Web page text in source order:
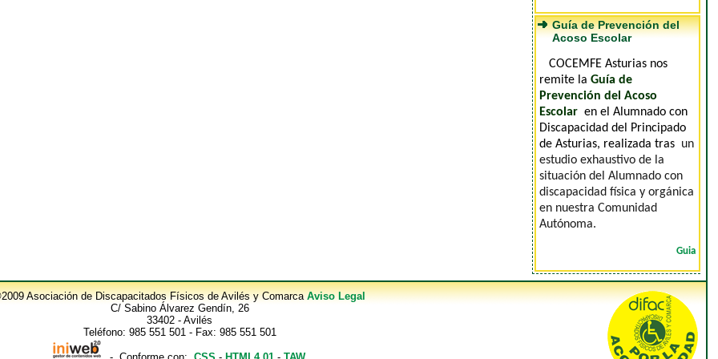
Guía de Prevención del
Acoso Escolar
COCEMFE Asturias nos
remite la Guía de
Prevención del Acoso
Escolaren el Alumnado con
Discapacidad del Principado
de Asturias, realizada tras un
estudio exhaustivo de la
situación del Alumnado con
discapacidad física y orgánica
en nuestra Comunidad
Autónoma.
Guia
Asociación de Discapacitados Físicos de Avilés y ComarcaAviso Legal
C/ Sabino Álvarez Gendín, 26
33402 - Avilés
Teléfono: 985 551 501 - Fax: 985 551 501